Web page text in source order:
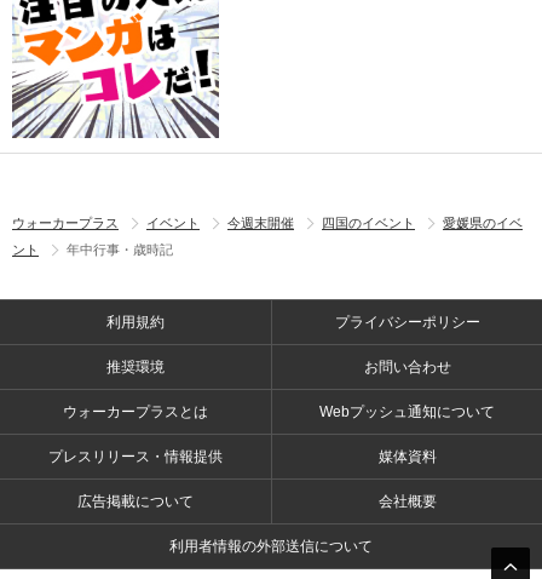
ウォーカープラス イベント 今週末開催 四国のイベント
愛媛県のイベ
ント
年中行事・歳時記
利用規約 プライバシーポリシー
推奨環境 お問い合わせ
ウォーカープラスとは Webプッシュ通知について
プレスリリース・情報提供 媒体資料
広告掲載について 会社概要
利用者情報の外部送信について